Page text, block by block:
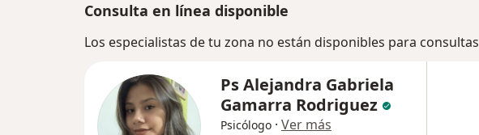
Consulta en línea disponible
Los especialistas de tu zona no están disponibles para
Ps Alejandra Gabriela
Gamarra Rodriguez
Psicólogo · Ver más